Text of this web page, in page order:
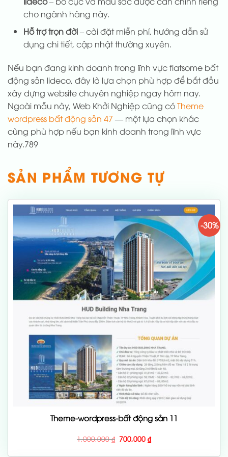
cho ngành hàng này.
Hỗ trợ trọn đời– cài đặt miễn phí, hướng dẫn sử
dụng chi tiết, cập nhật thường xuyên.
Nếu bạn đang kinh doanh trong lĩnh vực flatsome bất
động sản lideco, đây là lựa chọn phù hợp để bắt đầu
xây dựng website chuyên nghiệp ngay hôm nay.
Ngoài mẫu này, Web Khởi Nghiệp cũng cóTheme
wordpress bất động sản 47 — một lựa chọn khác
cùng phù hợp nếu bạn kinh doanh trong lĩnh vực
này.789
SẢN PHẨM TƯƠNG TỰ
-30%
Theme-wordpress-bất động sản 11
1,000,000₫ Giá
gốc
700,000₫Giá
hiện